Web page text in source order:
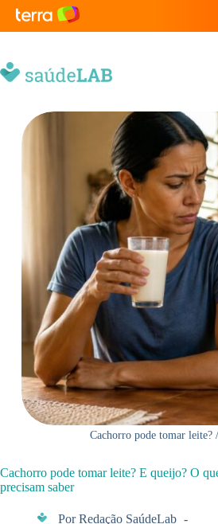
Cachorro pode tomar leite?
Cachorro pode tomar leite? E queijo? O
precisam saber
Por Redação SaúdeLab